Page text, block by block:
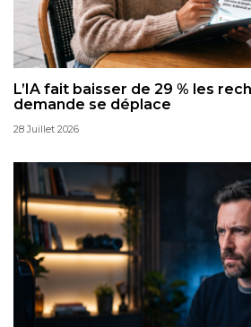
L’IA fait baisser de 29 % les
demande se déplace
28 Juillet 2026